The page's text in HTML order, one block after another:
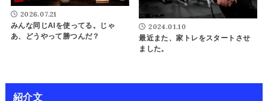
2026.07.21
みんな同じAIを使ってる。じゃ
あ、どうやって勝つんだ？
2024.01.10
最近また、家トレをスタートさせ
ました。
紹介文